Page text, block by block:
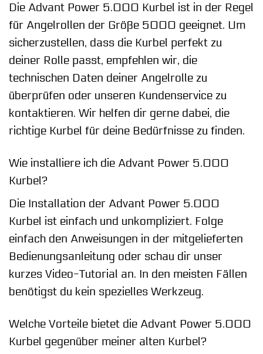
Die Advant Power 5.000 Kurbel ist in der Regel
für Angelrollen der Größe 5000 geeignet. Um
sicherzustellen, dass die Kurbel perfekt zu
deiner Rolle passt, empfehlen wir, die
technischen Daten deiner Angelrolle zu
überprüfen oder unseren Kundenservice zu
kontaktieren. Wir helfen dir gerne dabei, die
richtige Kurbel für deine Bedürfnisse zu finden.
Wie installiere ich die Advant Power 5.000
Kurbel?
Die Installation der Advant Power 5.000
Kurbel ist einfach und unkompliziert. Folge
einfach den Anweisungen in der mitgelieferten
Bedienungsanleitung oder schau dir unser
kurzes Video-Tutorial an. In den meisten Fällen
benötigst du kein spezielles Werkzeug.
Welche Vorteile bietet die Advant Power 5.000
Kurbel gegenüber meiner alten Kurbel?